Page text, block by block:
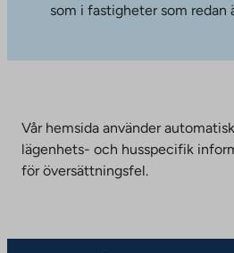
som i fastigheter som redan
Vår hemsida använder
lägenhets- och husspecifik
för översättningsfel.